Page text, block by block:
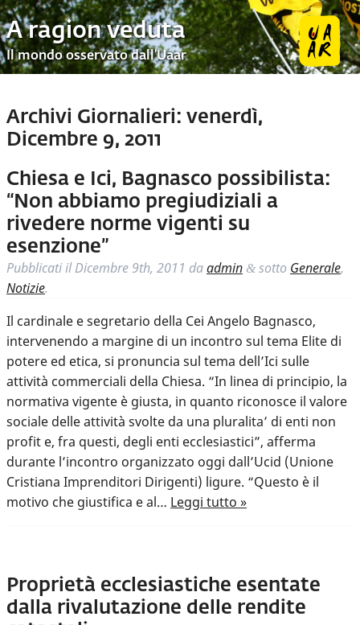
A ragion veduta
Il mondo osservato dall’Uaar
Archivi Giornalieri: venerdì,
Dicembre 9, 2011
Chiesa e Ici, Bagnasco possibilista:
“Non abbiamo pregiudiziali a
rivedere norme vigenti su
esenzione”
Pubblicati ilDicembre 9th, 2011 daadmin & sotto Generale,
Notizie.
Il cardinale e segretario della Cei Angelo Bagnasco,
intervenendo a margine di un incontro sul tema Elite di
potere ed etica, si pronuncia sul tema dell’Ici sulle
attività commerciali della Chiesa. “In linea di principio, la
normativa vigente è giusta, in quanto riconosce il valore
sociale delle attività svolte da una pluralita’ di enti non
profit e, fra questi, degli enti ecclesiastici”, afferma
durante l’incontro organizzato oggi dall’Ucid (Unione
Cristiana Imprenditori Dirigenti) ligure. “Questo è il
motivo che giustifica e al… Leggi tutto »
Proprietà ecclesiastiche esentate
dalla rivalutazione delle rendite